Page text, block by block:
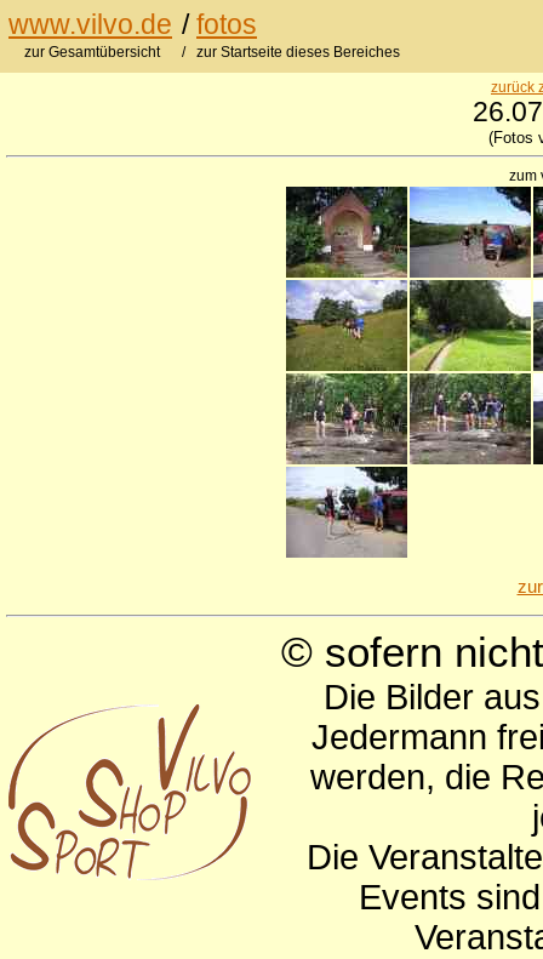
www.vilvo.de /fotos
zur Gesamtübersicht / zur Startseite dieses Bereiches
zurück
(Fotos
zum
© sofern
Die Bilder
Jedermann
werden, die
Die
Events